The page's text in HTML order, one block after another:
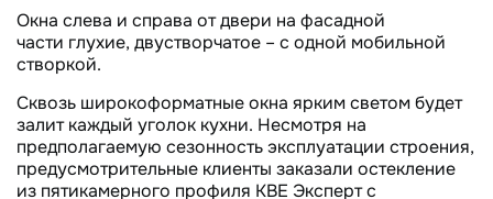
Окна слева и справа от двери на фасадной
части глухие, двустворчатое – с одной мобильной
створкой.
Сквозь широкоформатные окна ярким светом будет
залит каждый уголок кухни. Несмотря на
предполагаемую сезонность эксплуатации строения,
предусмотрительные клиенты заказали остекление
из пятикамерного профиля КВЕ Эксперт с